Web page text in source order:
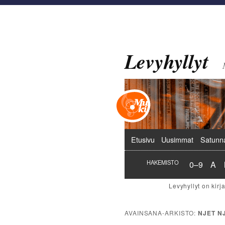
Levyhyllyt
Päävalikko
Etusivu Uusimmat
HAKEMISTO 0–9 A
AVAINSANA-ARKISTO:NJET